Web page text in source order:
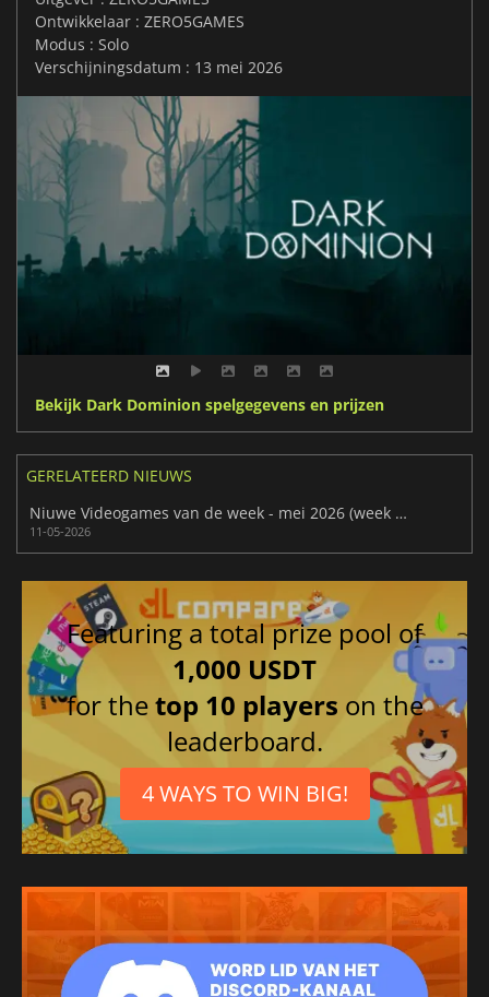
Ontwikkelaar : ZERO5GAMES
Modus : Solo
Verschijningsdatum : 13 mei 2026
Bekijk Dark Dominion spelgegevens en prijzen
GERELATEERD NIEUWS
Niuwe Videogames van de week - mei 2026 (week 20)
11-05-2026
Featuring a total prize pool of
1,000 USDT
for thetop 10 players on the
leaderboard.
4 WAYS TO WIN BIG!